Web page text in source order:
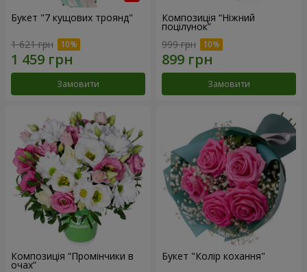
Букет "7 кущових троянд"
1 621 грн
Замовити
Композиція “Ніжний
поцілунок”
999 грн
Замовити
Композиція “Промінчики в
очах”
Букет "Колір кохання"